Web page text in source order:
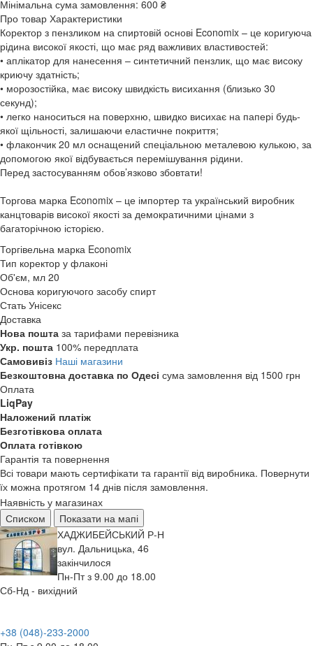
Мінімальна сума замовлення: 600 ₴
Про товар Характеристики
Коректор з пензликом на спиртовій основі Economix – це коригуюча
рідина високої якості, що має ряд важливих властивостей:
• аплікатор для нанесення – синтетичний пензлик, що має високу
криючу здатність;
• морозостійка, має високу швидкість висихання (близько 30
секунд);
• легко наноситься на поверхню, швидко висихає на папері будь-
якої щільності, залишаючи еластичне покриття;
• флакончик 20 мл оснащений спеціальною металевою кулькою, за
допомогою якої відбувається перемішування рідини.
Перед застосуванням обов’язково збовтати!
Торгова марка Economix – це імпортер та український виробник
канцтоварів високої якості за демократичними цінами з
багаторічною історією.
Торгівельна марка Economix
Тип коректор у флаконі
Об'єм, мл 20
Основа коригуючого засобу спирт
Стать Унісекс
Доставка
Нова пошта за тарифами перевізника
Укр. пошта 100% передплата
Самовивіз Наші магазини
Безкоштовна доставка по Одесі сума замовлення від 1500 грн
Оплата
LiqPay
Наложений платіж
Безготівкова оплата
Оплата готівкою
Гарантія та повернення
Всі товари мають сертифікати та гарантії від виробника. Повернути
їх можна протягом 14 днів після замовлення.
Наявність у магазинах
Списком
Показати на мапі
ХАДЖИБЕЙСЬКИЙ Р-Н
вул. Дальницька, 46
закінчилося
Пн-Пт з 9.00 до 18.00
Сб-Нд - вихідний
+38 (048)-233-2000